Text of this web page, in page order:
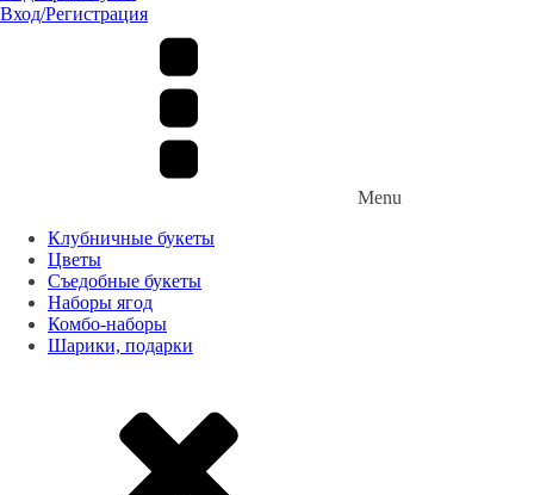
Вход/Регистрация
Menu
Клубничные букеты
Цветы
Съедобные букеты
Наборы ягод
Комбо-наборы
Шарики, подарки